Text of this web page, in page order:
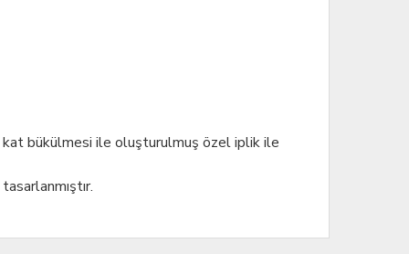
kat bükülmesi ile oluşturulmuş özel iplik ile